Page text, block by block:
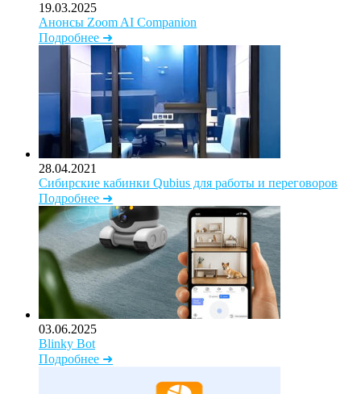
19.03.2025
Анонсы Zoom AI Companion
Подробнее ➜
28.04.2021
Сибирские кабинки Qubius для работы и переговоров
Подробнее ➜
03.06.2025
Blinky Bot
Подробнее ➜